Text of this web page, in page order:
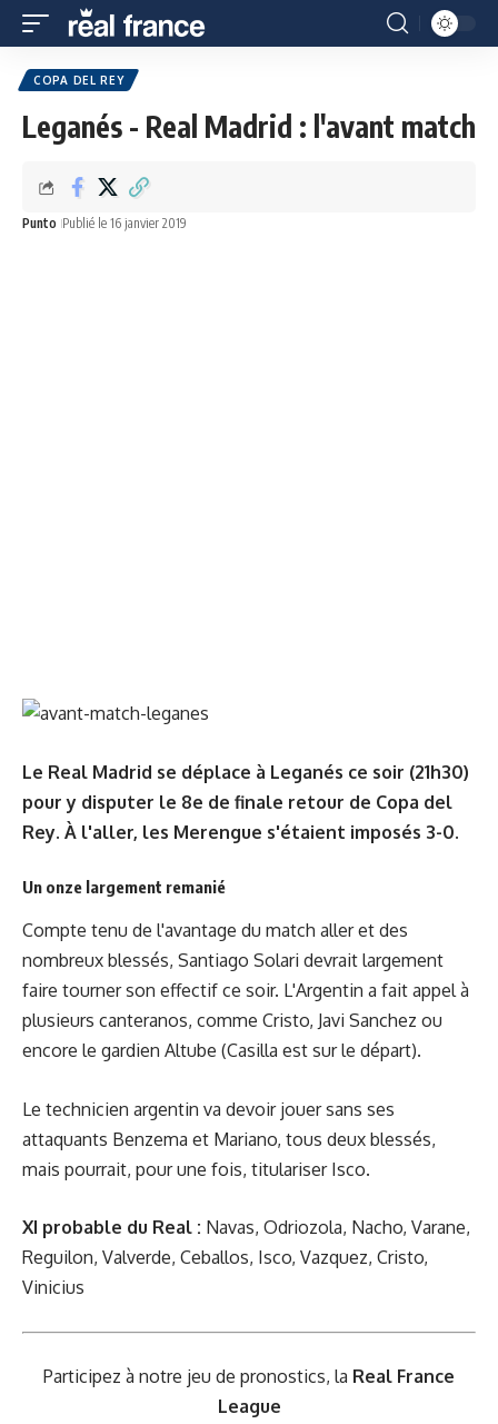
COPA DEL REY
Leganés - Real Madrid : l'avant match
Punto Publié le 16 janvier 2019
Le Real Madrid se déplace à Leganés ce soir (21h30)
pour y disputer le 8e de finale retour de Copa del
Rey. À l'aller, les Merengue s'étaient imposés 3-0.
Un onze largement remanié
Compte tenu de l'avantage du match aller et des
nombreux blessés, Santiago Solari devrait largement
faire tourner son effectif ce soir. L'Argentin a fait appel à
plusieurs canteranos, comme Cristo, Javi Sanchez ou
encore le gardien Altube (Casilla est sur le départ).
Le technicien argentin va devoir jouer sans ses
attaquants Benzema et Mariano, tous deux blessés,
mais pourrait, pour une fois, titulariser Isco.
XI probable du Real : Navas, Odriozola, Nacho, Varane,
Reguilon, Valverde, Ceballos, Isco, Vazquez, Cristo,
Vinicius
Participez à notre jeu de pronostics, la Real France
League